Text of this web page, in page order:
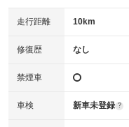
走行距離 10km
修復歴 なし
禁煙車
車検 新車未登録 ?